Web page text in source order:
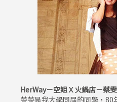
HerWay－空姐Ｘ火鍋店－蔡
菜菜是我大學同屆的同學，